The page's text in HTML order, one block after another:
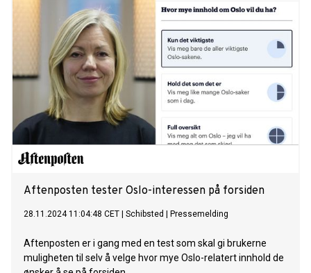
Aftenposten tester Oslo-interessen på forsiden
28.11.2024 11:04:48 CET Schibsted Pressemelding
Aftenposten er i gang med en test som skal gi brukerne
muligheten til selv å velge hvor mye Oslo-relatert innhold de